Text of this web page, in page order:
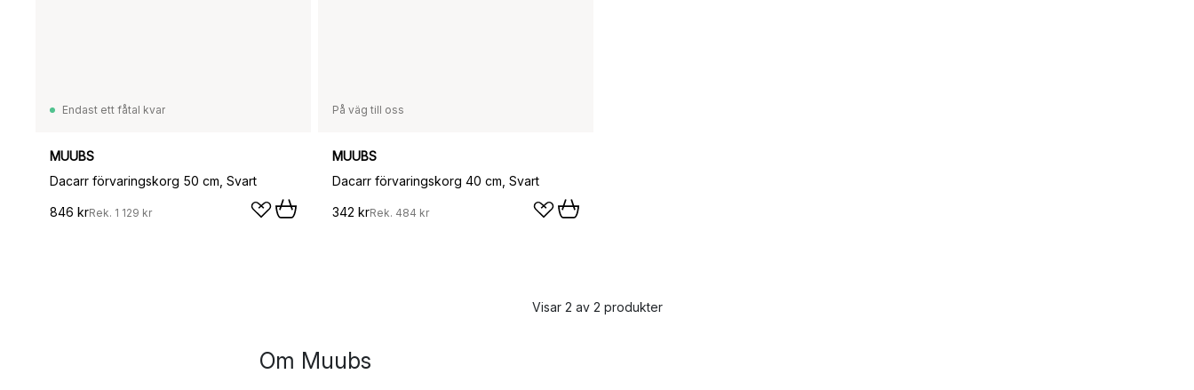
Endast ett fåtal kvar
MUUBS
Dacarr förvaringskorg 50 cm, Svart
846 krRek. 1 129 kr
På väg till oss
MUUBS
Dacarr förvaringskorg 40 cm, Svart
342 krRek. 484 kr
Visar 2 av 2 produkter
Om Muubs